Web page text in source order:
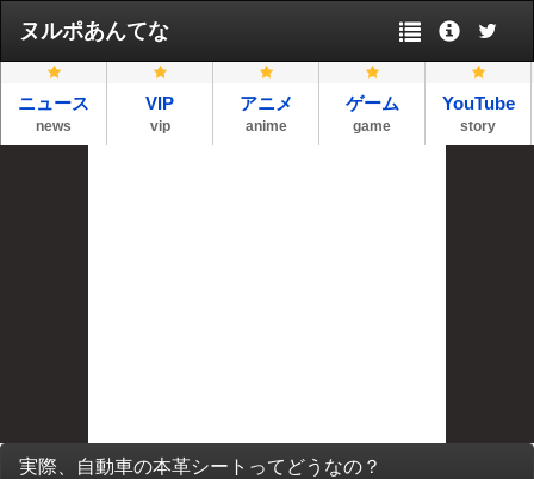
ヌルポあんてな
ニュース
news
VIP
vip
アニメ
anime
ゲーム
game
YouTube
story
実際、自動車の本革シートってどうなの？